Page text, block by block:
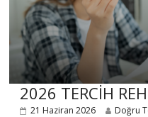
2026 TERCİH
21 Haziran 2026 Doğru